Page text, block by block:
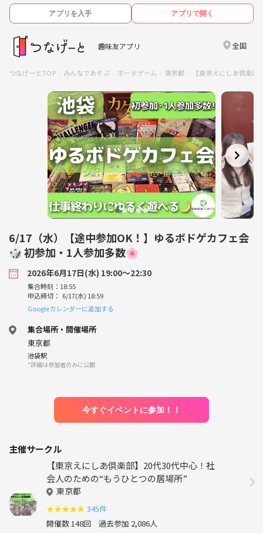
アプリを入手 アプリで開く
趣味友アプリ 全国
つなげーとTOP みんなであそぶ ボードゲーム 東京都 【東京えにしあ倶楽
6/17（水）【途中参加OK！】ゆるボドゲカフェ会
🎲 初参加・1人参加多数🌸
2026年6月17日(水) 19:00〜22:30
集合時刻：18:55
申込締切： 6/17(水) 18:59
Googleカレンダーに追加する
集合場所・開催場所
東京都
池袋駅
*詳細は参加者のみに公開
今すぐイベントに参加！！
主催サークル
【東京えにしあ倶楽部】20代30代中心！社
会人のための“もうひとつの居場所”
東京都
★★★★★ 345件
開催数 148回 過去参加 2,086人